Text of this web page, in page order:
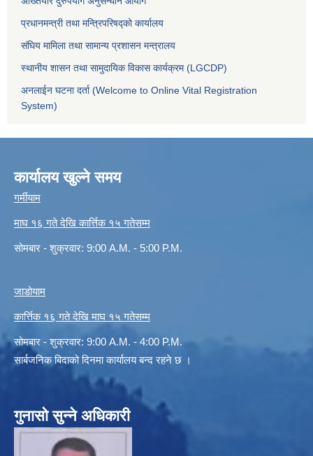
प्रधानमन्त्री तथा मन्त्रिपरिषद्को कार्यालय
संघिय मामिला तथा सामान्य प्रशासन मन्त्रालय
स्थानीय शासन तथा सामुदायिक विकास कार्यक्रम (LGCDP)
अनलाईन घटना दर्ता (Welcome to Online Vital Registration
System)
कार्यालय खुल्ने समय
गर्मीयाम
माघ १६ गते देखि कार्त्तिक १५ गतेसम्म
सोमबार - शुक्रवार: 9:00 A.M. - 5:00 P.M.
जाडोयाम
कार्त्तिक १६ गते देखि माघ १५ गतेसम्म
सोमबार - शुक्रवार: 9:00 A.M. - 4:00 P.M.
सार्बजनिक बिदाको दिनमा कार्यालय बन्द रहने छ ।
गुनासो सुन्ने अधिकारी